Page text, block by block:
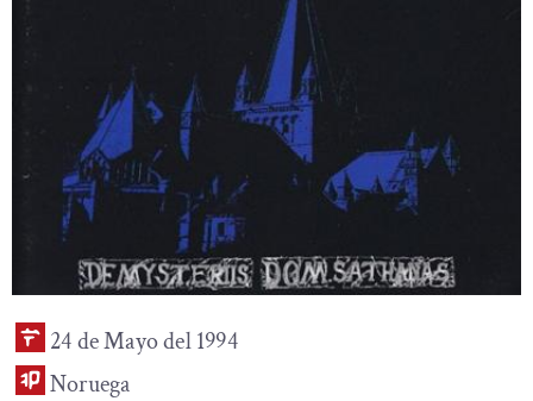
24 de Mayo del 1994
Noruega